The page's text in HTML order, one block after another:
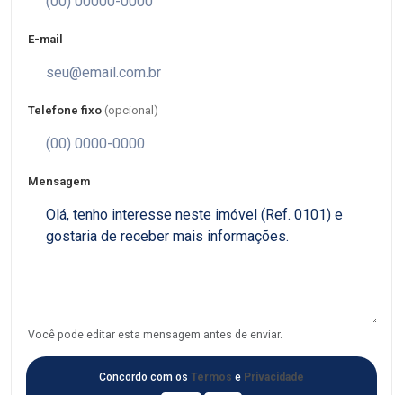
E-mail
Telefone fixo (opcional)
Mensagem
Você pode editar esta mensagem antes de enviar.
Concordo com os Termos e Privacidade